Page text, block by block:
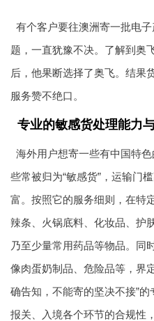
有个客户要往澳洲寄一批电
题，一直犹豫不决。了解到奥
后，他果断选择了奥飞。结果
服务赞不绝口。
专业的敏感货处理能力
海外用户想寄一些有中国特
些常被归为“敏感货”，运输门
富。按照它的服务细则，在特
辣条、火锅底料、化妆品、护
乃至少量常用药品等物品。同
像肉蛋奶制品、危险品等，界
确告知，不能寄的坚决不接”的
报关、入境各个环节的合规性